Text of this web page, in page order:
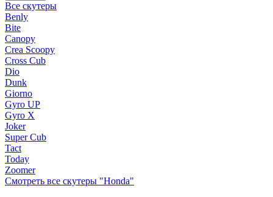
Все скутеры
Benly
Bite
Canopy
Crea Scoopy
Cross Cub
Dio
Dunk
Giorno
Gyro UP
Gyro X
Joker
Super Cub
Tact
Today
Zoomer
Смотреть все скутеры "Honda"